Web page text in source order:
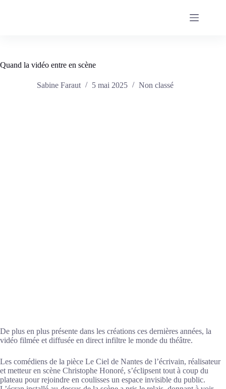
Quand la vidéo entre en scène
Sabine Faraut 5 mai 2025 Non classé
De plus en plus présente dans les créations ces dernières années, la
vidéo filmée et diffusée en direct infiltre le monde du théâtre.
Les comédiens de la pièce Le Ciel de Nantes de l’écrivain, réalisateur
et metteur en scène Christophe Honoré, s’éclipsent tout à coup du
plateau pour rejoindre en coulisses un espace invisible du public.